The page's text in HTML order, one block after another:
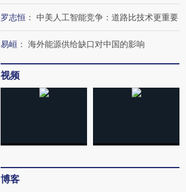
罗志恒 ： 中美人工智能竞争：道路比技术更重要
易峘 ： 海外能源供给缺口对中国的影响
视频
博客